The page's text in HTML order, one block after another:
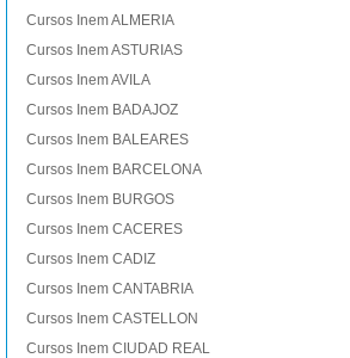
Cursos Inem ALMERIA
Cursos Inem ASTURIAS
Cursos Inem AVILA
Cursos Inem BADAJOZ
Cursos Inem BALEARES
Cursos Inem BARCELONA
Cursos Inem BURGOS
Cursos Inem CACERES
Cursos Inem CADIZ
Cursos Inem CANTABRIA
Cursos Inem CASTELLON
Cursos Inem CIUDAD REAL